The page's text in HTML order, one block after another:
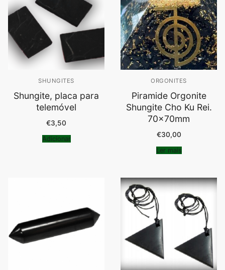
SHUNGITES
Shungite, placa para
telemóvel
€3,50
Adicionar
ORGONITES
Piramide Orgonite
Shungite Cho Ku Rei.
70x70mm
€30,00
Ler mais